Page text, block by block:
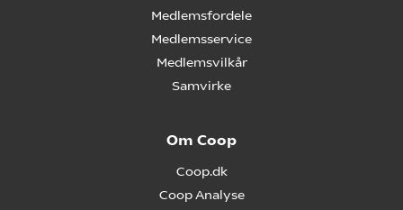
Medlemsfordele
Medlemsservice
Medlemsvilkår
Samvirke
Om Coop
Coop.dk
Coop Analyse